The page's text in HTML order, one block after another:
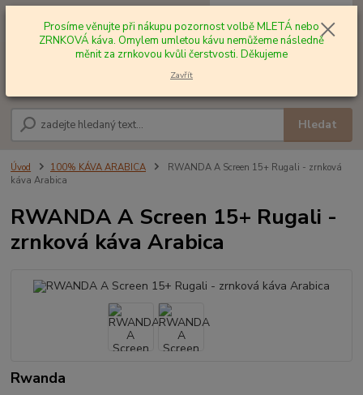
Hledat
+420 602 577 209 za0,00 Kč
Úvod 100% KÁVA ARABICA
RWANDA A Screen 15+ Rugali - zrnková
káva Arabica
RWANDA A Screen 15+ Rugali -
zrnková káva Arabica
Rwanda
Prosíme věnujte při nákupu pozornost volbě MLETÁ nebo
ZRNKOVÁ káva. Omylem umletou kávu nemůžeme následně
měnit za zrnkovou kvůli čerstvosti. Děkujeme
Zavřít